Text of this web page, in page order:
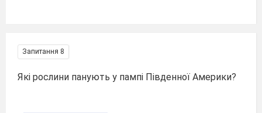
Запитання 8
Які рослини панують у пампі Південної Америки?